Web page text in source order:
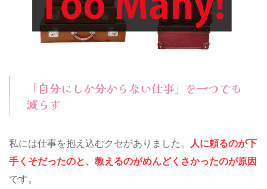
「自分にしか分からない仕事」を一つでも
減らす
私には仕事を抱え込むクセがありました。 人に頼るのが下
手くそだったのと、教えるのがめんどくさかったのが原因
です。